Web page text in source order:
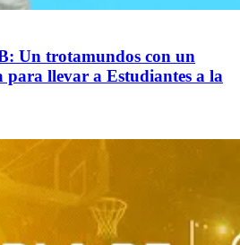
Un trotamundos con un
para llevar a Estudiantes a la